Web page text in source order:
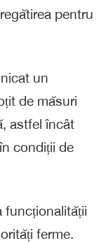
pentru
un
de măsuri
astfel încât
condiții de
funcționalității
ferme.